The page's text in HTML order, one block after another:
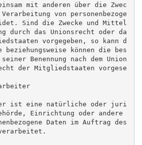
mit anderen über die Zwec
von personenbezoge
Sind die Zwecke und Mittel
durch das Unionsrecht oder da
vorgegeben, so kann d
können die bes
Benennung nach dem Union
der Mitgliedstaaten vorgese
ist eine natürliche oder juri
Einrichtung oder andere
Daten im Auftrag des